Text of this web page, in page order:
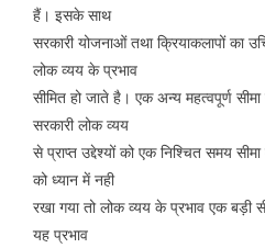
हैं। इसके साथ
सरकारी योजनाओं तथा क्रियाकलापों का
लोक व्यय के प्रभाव
सीमित हो जाते है। एक अन्य महत्वपूर्ण
सरकारी लोक व्यय
से प्राप्त उद्देश्यों को एक निश्चित समय
को ध्यान में नही
रखा गया तो लोक व्यय के प्रभाव एक बड़ी
यह प्रभाव